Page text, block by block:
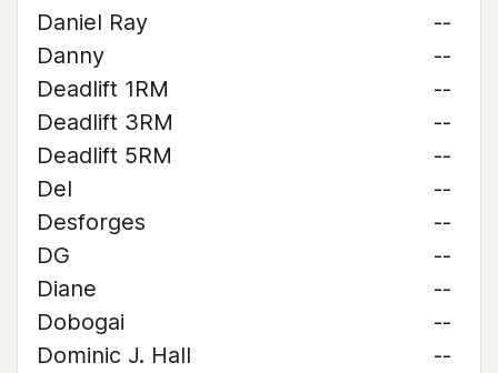
Daniel Ray
--
Danny
--
Deadlift 1RM
--
Deadlift 3RM
--
Deadlift 5RM
--
Del
--
Desforges
--
DG
--
Diane
--
Dobogai
--
Dominic J. Hall
--